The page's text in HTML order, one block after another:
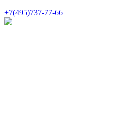
+7(495)737-77-66